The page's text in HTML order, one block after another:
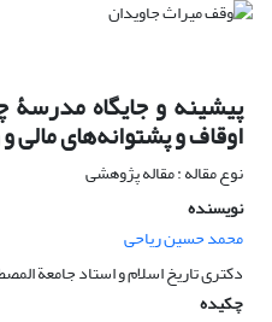
پیشینه و جایگاه مدرسۀ
اوقاف و پشتوانه‌های مالی
نوع مقاله : مقاله پژوهشی
نویسنده
محمد حسین ریاحی
دکتری تاریخ اسلام و استاد جامعة
چکیده